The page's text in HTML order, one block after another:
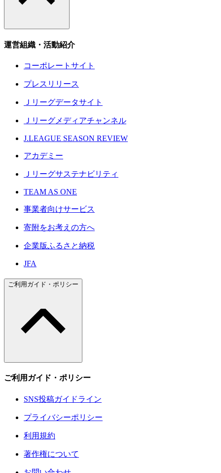
運営組織・活動紹介
コーポレートサイト
プレスリリース
Ｊリーグデータサイト
Ｊリーグメディアチャンネル
J.LEAGUE SEASON REVIEW
アカデミー
Ｊリーグサステナビリティ
TEAM AS ONE
事業者向けサービス
寄附をお考えの方へ
企業版ふるさと納税
JFA
ご利用ガイド・ポリシー
ご利用ガイド・ポリシー
SNS投稿ガイドライン
プライバシーポリシー
利用規約
著作権について